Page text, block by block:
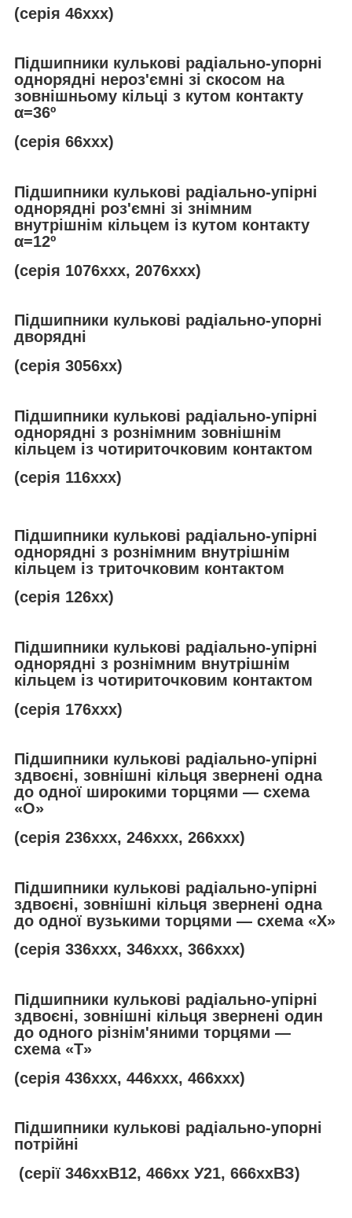
(серія 46ххх)
Підшипники кулькові радіально-упорні
однорядні нероз'ємні зі скосом на
зовнішньому кільці з кутом контакту
α=36º
(серія 66ххх)
Підшипники кулькові радіально-упірні
однорядні роз'ємні зі знімним
внутрішнім кільцем із кутом контакту
α=12º
(серія 1076ххх, 2076ххх)
Підшипники кулькові радіально-упорні
дворядні
(серія 3056хх)
Підшипники кулькові радіально-упірні
однорядні з рознімним зовнішнім
кільцем із чотириточковим контактом
(серія 116ххх)
Підшипники кулькові радіально-упірні
однорядні з рознімним внутрішнім
кільцем із триточковим контактом
(серія 126хх)
Підшипники кулькові радіально-упірні
однорядні з рознімним внутрішнім
кільцем із чотириточковим контактом
(серія 176ххх)
Підшипники кулькові радіально-упірні
здвоєні, зовнішні кільця звернені одна
до одної широкими торцями — схема
«О»
(серія 236ххх, 246ххх, 266ххх)
Підшипники кулькові радіально-упірні
здвоєні, зовнішні кільця звернені одна
до одної вузькими торцями — схема «Х»
(серія 336ххх, 346ххх, 366ххх)
Підшипники кулькові радіально-упірні
здвоєні, зовнішні кільця звернені один
до одного різнім'яними торцями —
схема «T»
(серія 436ххх, 446ххх, 466ххх)
Підшипники кулькові радіально-упорні
потрійні
(серії 346ххВ12, 466хх У21, 666ххВЗ)